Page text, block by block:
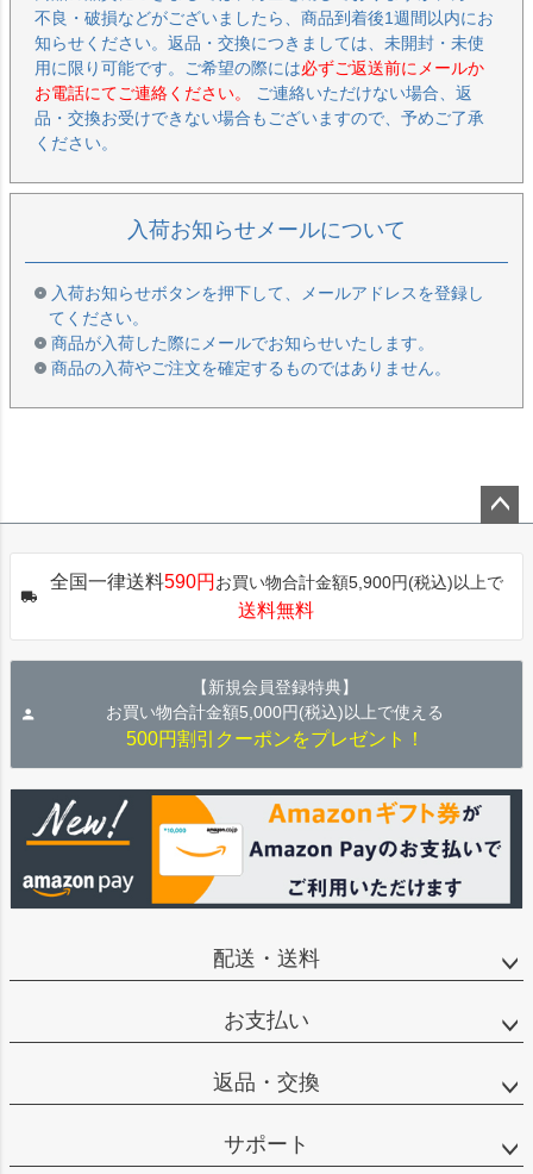
不良・破損などがございましたら、商品到着後1週間以内にお
知らせください。返品・交換につきましては、未開封・未使
用に限り可能です。ご希望の際には必ずご返送前にメールか
お電話にてご連絡ください。
ご連絡いただけない場合、返
品・交換お受けできない場合もございますので、予めご了承
ください。
入荷お知らせメールについて
入荷お知らせボタンを押下して、メールアドレスを登録し
てください。
商品が入荷した際にメールでお知らせいたします。
商品の入荷やご注文を確定するものではありません。
ップ
全国一律送料590円 お買い物合計金額5,900円(税込)以上で
送料無料
【新規会員登録特典】
お買い物合計金額5,000円(税込)以上で使える
500円割引クーポンをプレゼント！
配送・送料
お支払い
返品・交換
サポート